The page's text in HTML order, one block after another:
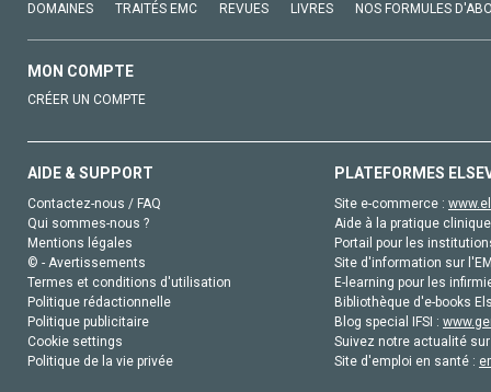
DOMAINES TRAITÉS EMC REVUES LIVRES NOS FORMULES
MON COMPTE
CRÉER UN COMPTE
AIDE & SUPPORT
Contactez-nous / FAQ
Qui sommes-nous ?
Mentions légales
© - Avertissements
Termes et conditions d'utilisation
Politique rédactionnelle
Politique publicitaire
Cookie settings
Politique de la vie privée
PLATEFORMES
Site e-commerce :
Aide à la pratique
Portail pour les
Site d'information sur
E-learning pour les
Bibliothèque d'e-books
Blog special IFSI :
Suivez notre actualité
Site d'emploi en santé :